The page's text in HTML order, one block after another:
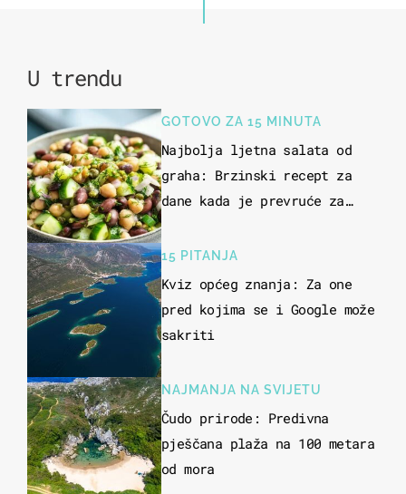
U trendu
GOTOVO ZA 15 MINUTA
Najbolja ljetna salata od
graha: Brzinski recept za
dane kada je prevruće za
15 PITANJA
Kviz općeg znanja: Za one
pred kojima se i Google može
sakriti
NAJMANJA NA SVIJETU
Čudo prirode: Predivna
pješčana plaža na 100 metara
od mora